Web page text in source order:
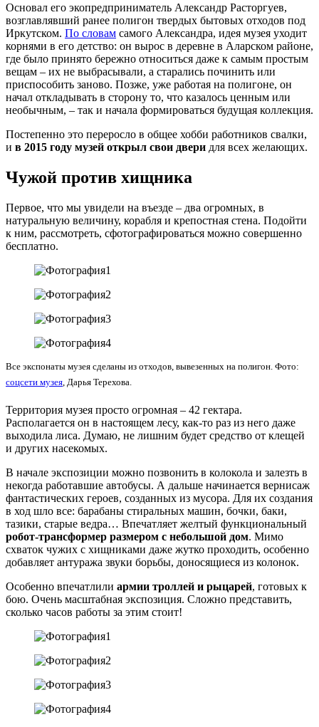
Основал его экопредприниматель Александр Расторгуев,
возглавлявший ранее полигон твердых бытовых отходов под
Иркутском. По словам самого Александра, идея музея уходит
корнями в его детство: он вырос в деревне в Аларском районе,
где было принято бережно относиться даже к самым простым
вещам – их не выбрасывали, а старались починить или
приспособить заново. Позже, уже работая на полигоне, он
начал откладывать в сторону то, что казалось ценным или
необычным, – так и начала формироваться будущая коллекция.
Постепенно это переросло в общее хобби работников свалки,
и в 2015 году музей открыл свои двери для всех желающих.
Чужой против хищника
Первое, что мы увидели на въезде – два огромных, в
натуральную величину, корабля и крепостная стена. Подойти
к ним, рассмотреть, сфотографироваться можно совершенно
бесплатно.
Все экспонаты музея сделаны из отходов, вывезенных на полигон. Фото:
соцсети музея , Дарья Терехова.
Территория музея просто огромная – 42 гектара.
Располагается он в настоящем лесу, как-то раз из него даже
выходила лиса. Думаю, не лишним будет средство от клещей
и других насекомых.
В начале экспозиции можно позвонить в колокола и залезть в
некогда работавшие автобусы. А дальше начинается вернисаж
фантастических героев, созданных из мусора. Для их создания
в ход шло все: барабаны стиральных машин, бочки, баки,
тазики, старые ведра… Впечатляет желтый функциональный
робот-трансформер размером с небольшой дом. Мимо
схваток чужих с хищниками даже жутко проходить, особенно
добавляет антуража звуки борьбы, доносящиеся из колонок.
Особенно впечатлили армии троллей и рыцарей, готовых к
бою. Очень масштабная экспозиция. Сложно представить,
сколько часов работы за этим стоит!